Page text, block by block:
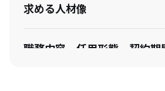
求める人材像
職務内容、任用形態、契約期